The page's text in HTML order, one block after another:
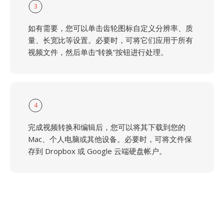
3
如有需要，您可以单击齿轮图标自定义分辨率、质
量、长宽比等设置。必要时，可将它们应用于所有
视频文件，然后单击“转换”按钮进行处理。
4
完成视频转换和编辑后，您可以将其下载到您的
Mac、个人电脑或其他设备。必要时，可将文件保
存到 Dropbox 或 Google 云端硬盘帐户。